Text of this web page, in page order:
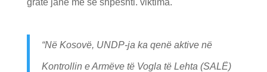
“Në Kosovë, UNDP-ja ka qenë aktive në
Kontrollin e Armëve të Vogla të Lehta (SALË)